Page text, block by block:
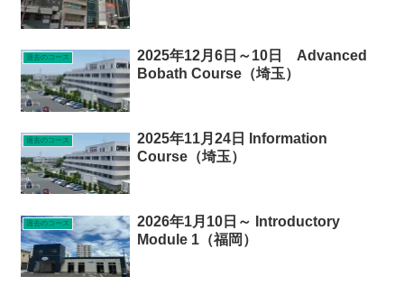
過去のコース
2025年12月6日～10日 Advanced
Bobath Course（埼玉）
過去のコース
2025年11月24日 Information
Course（埼玉）
過去のコース
2026年1月10日～ Introductory
Module 1（福岡）